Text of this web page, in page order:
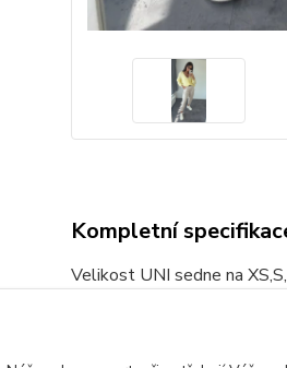
Kompletní
Velikost UNI sedne na
Prát ručně nebo v pračce